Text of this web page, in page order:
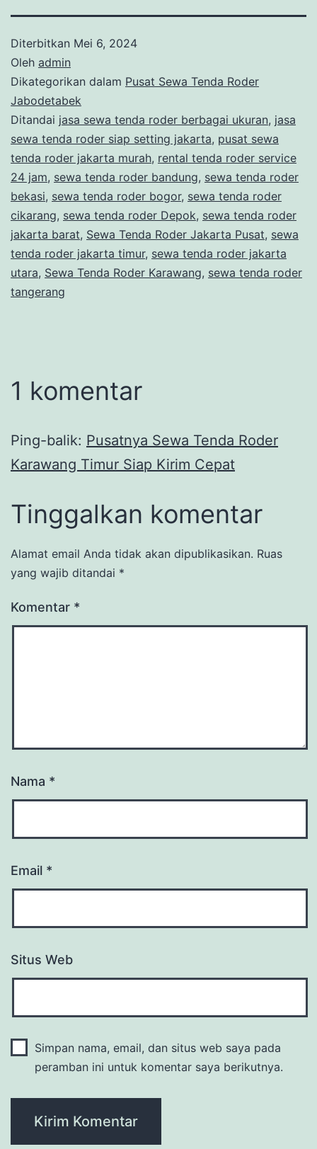
Diterbitkan Mei 6, 2024
Oleh admin
Dikategorikan dalam Pusat Sewa Tenda Roder
Jabodetabek
Ditandai jasa sewa tenda roder berbagai ukuran, jasa
sewa tenda roder siap setting jakarta, pusat sewa
tenda roder jakarta murah, rental tenda roder service
24 jam, sewa tenda roder bandung, sewa tenda roder
bekasi, sewa tenda roder bogor, sewa tenda roder
cikarang, sewa tenda roder Depok, sewa tenda roder
jakarta barat, Sewa Tenda Roder Jakarta Pusat, sewa
tenda roder jakarta timur, sewa tenda roder jakarta
utara, Sewa Tenda Roder Karawang, sewa tenda roder
tangerang
1 komentar
Ping-balik: Pusatnya Sewa Tenda Roder
Karawang Timur Siap Kirim Cepat
Tinggalkan komentar
Alamat email Anda tidak akan dipublikasikan. Ruas
yang wajib ditandai *
Komentar *
Nama *
Email *
Situs Web
Simpan nama, email, dan situs web saya pada
peramban ini untuk komentar saya berikutnya.